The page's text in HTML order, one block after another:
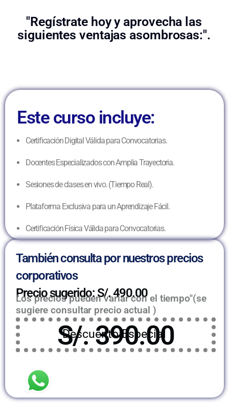
"Regístrate hoy y aprovecha las
siguientes ventajas asombrosas:".
Este curso incluye:
Certificación Digital Válida para Convocatorias.
Docentes Especializados con Amplia Trayectoria.
Sesiones de clases en vivo. (Tiempo Real).
Plataforma Exclusiva para un Aprendizaje Fácil.
Certificación Física Válida para Convocatorias.
También consulta por nuestros precios
corporativos
Precio sugerido: S/. 490.00
Los precios pueden variar con el tiempo"(se
sugiere consultar precio actual )
Descuento Especial
S/. 390.00